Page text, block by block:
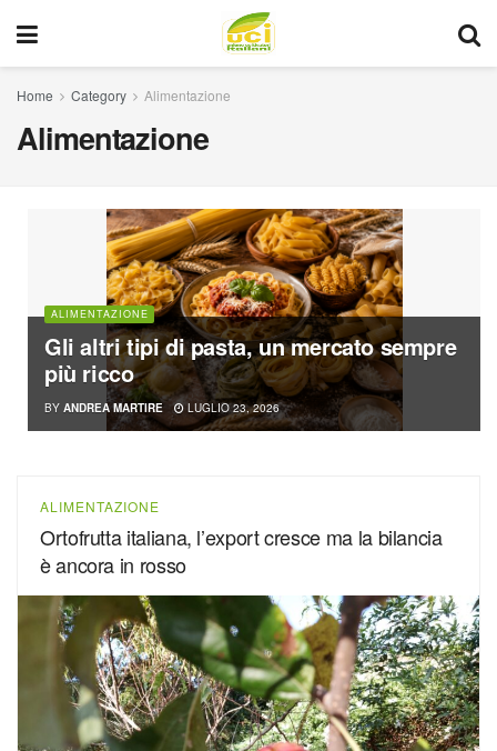
Home Category Alimentazione
Alimentazione
ALIMENTAZIONE
Gli altri tipi di pasta, un mercato sempre
più ricco
BY ANDREA MARTIRE LUGLIO 23, 2026
ALIMENTAZIONE
Ortofrutta italiana, l’export cresce ma la bilancia
è ancora in rosso